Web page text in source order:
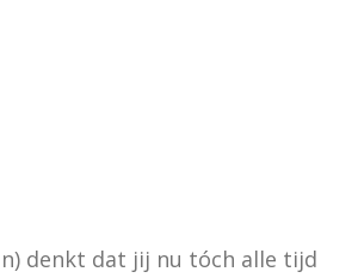
denkt dat jij nu tóch alle tijd